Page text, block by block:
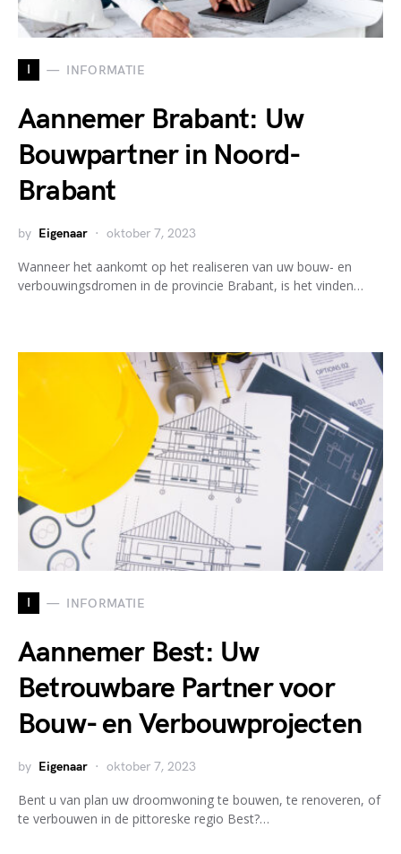
I INFORMATIE
Aannemer Brabant: Uw
Bouwpartner in Noord-
Brabant
by Eigenaar oktober 7, 2023
Wanneer het aankomt op het realiseren van uw bouw- en
verbouwingsdromen in de provincie Brabant, is het vinden…
I INFORMATIE
Aannemer Best: Uw
Betrouwbare Partner voor
Bouw- en Verbouwprojecten
by Eigenaar oktober 7, 2023
Bent u van plan uw droomwoning te bouwen, te renoveren, of
te verbouwen in de pittoreske regio Best?…